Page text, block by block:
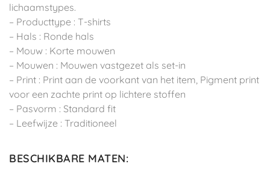
lichaamstypes.
– Producttype : T-shirts
– Hals : Ronde hals
– Mouw : Korte mouwen
– Mouwen : Mouwen vastgezet als set-in
– Print : Print aan de voorkant van het item, Pigment print
voor een zachte print op lichtere stoffen
– Pasvorm : Standard fit
– Leefwijze : Traditioneel
BESCHIKBARE MATEN: